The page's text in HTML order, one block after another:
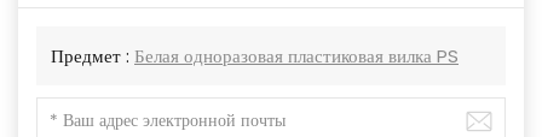
Предмет : Белая одноразовая пластиковая вилка PS